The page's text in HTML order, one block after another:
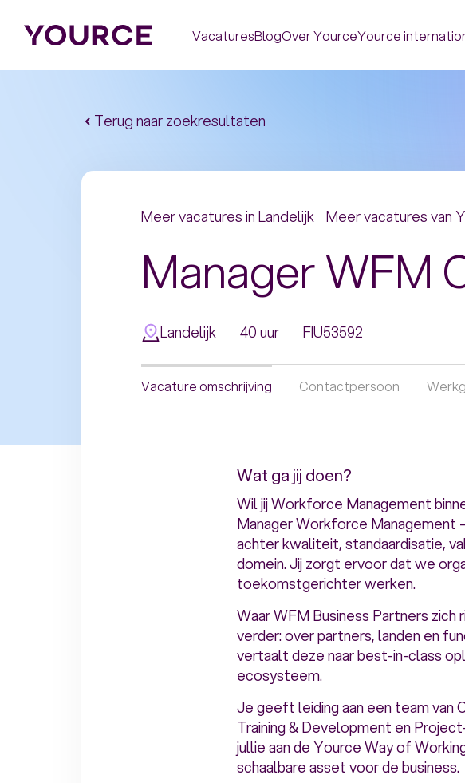
VacaturesBlogOver YourceYource
Terug naar zoekresultaten
Meer vacatures inLandelijk Meer vacatures van
Manager WFM
Landelijk 40 uur FIU53592
Vacature omschrijving Contactpersoon
Wat ga jij doen?
Wil jij Workforce Management
Manager Workforce Management
achter kwaliteit, standaardisatie,
domein. Jij zorgt ervoor dat we
toekomstgerichter werken.
Waar WFM Business Partners
verder: over partners, landen en
vertaalt deze naar best-in-class
ecosysteem.
Je geeft leiding aan een team van
Training & Development en
jullie aan de Yource Way of
schaalbare asset voor de business.